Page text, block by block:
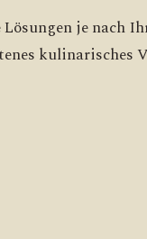
je nach
kulinarisches